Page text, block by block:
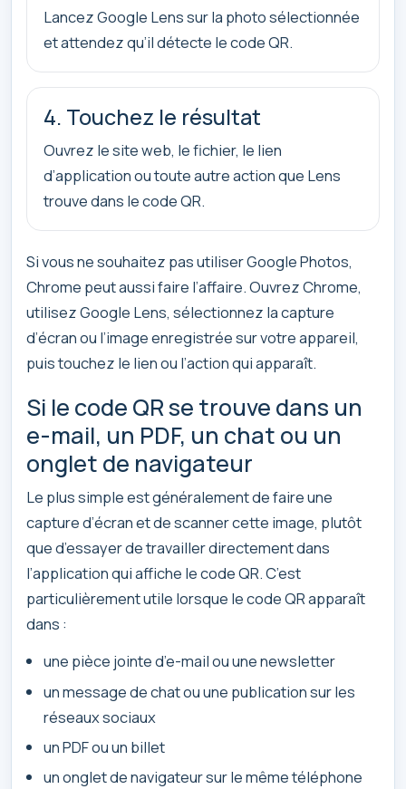
Lancez Google Lens sur la photo sélectionnée
et attendez qu’il détecte le code QR.
4. Touchez le résultat
Ouvrez le site web, le fichier, le lien
d’application ou toute autre action que Lens
trouve dans le code QR.
Si vous ne souhaitez pas utiliser Google Photos,
Chrome peut aussi faire l’affaire. Ouvrez Chrome,
utilisez Google Lens, sélectionnez la capture
d’écran ou l’image enregistrée sur votre appareil,
puis touchez le lien ou l’action qui apparaît.
Si le code QR se trouve dans un
e-mail, un PDF, un chat ou un
onglet de navigateur
Le plus simple est généralement de faire une
capture d’écran et de scanner cette image, plutôt
que d’essayer de travailler directement dans
l’application qui affiche le code QR. C’est
particulièrement utile lorsque le code QR apparaît
dans :
une pièce jointe d’e-mail ou une newsletter
un message de chat ou une publication sur les
réseaux sociaux
un PDF ou un billet
un onglet de navigateur sur le même téléphone